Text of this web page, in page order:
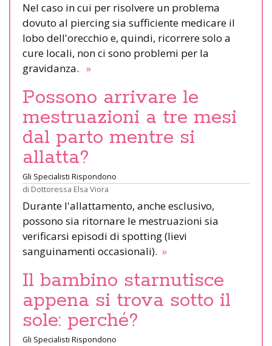
Nel caso in cui per risolvere un problema
dovuto al piercing sia sufficiente medicare il
lobo dell'orecchio e, quindi, ricorrere solo a
cure locali, non ci sono problemi per la
gravidanza. »
Possono arrivare le
mestruazioni a tre mesi
dal parto mentre si
allatta?
Gli Specialisti Rispondono
di Dottoressa Elsa Viora
Durante l'allattamento, anche esclusivo,
possono sia ritornare le mestruazioni sia
verificarsi episodi di spotting (lievi
sanguinamenti occasionali). »
Il bambino starnutisce
appena si trova sotto il
sole: perché?
Gli Specialisti Rispondono